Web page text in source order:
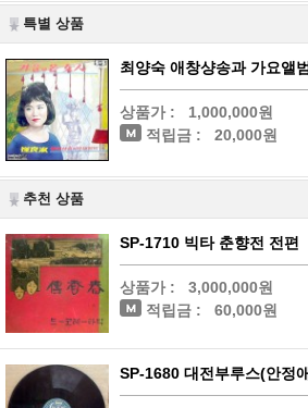
특별 상품
최양숙 애창샹송과 가요앨
상품가 :
1,000,000원
적립금 :
20,000원
추천 상품
SP-1710 빅타 춘향전 전편
상품가 :
3,000,000원
적립금 :
60,000원
SP-1680 대전부루스(안정